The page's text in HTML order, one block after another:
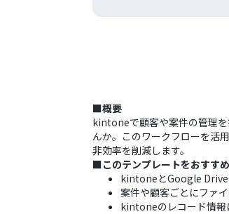
■概要
kintoneで顧客や案件の管理
んか。このワークフローを活
非効率を削減します。
■このテンプレートをおすす
kintoneとGoogle Drive
案件や顧客ごとにファ
kintoneのレコード情報